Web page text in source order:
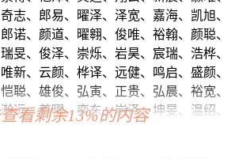
志、郎易、曜泽、泽宽、嘉海、凯旭、
诺、颜道、曜翱、俊唯、裕翰、颜聪、
旻、俊泽、崇烁、岩昊、宸瑞、浩桦、
新、云颜、桦译、远健、鸣启、盛颜、
聪、雄俊、弘寅、正贵、弘晨、裕宽、
远、尊曜、奕东、岩泽、坤旻、温绍、
看剩余13%的内容